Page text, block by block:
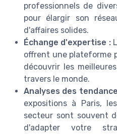
professionnels de
pour élargir son
d'affaires solides.
Échange d'expertise :
offrent une plateforme
découvrir les
travers le monde.
Analyses des
expositions à Paris,
secteur sont souvent
d'adapter votre